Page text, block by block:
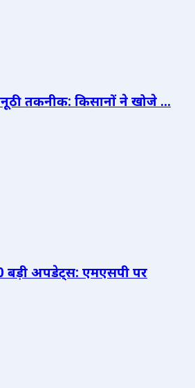
तकनीक: किसानों ने खोजे ...
बड़ी अपडेट्स: एमएसपी पर